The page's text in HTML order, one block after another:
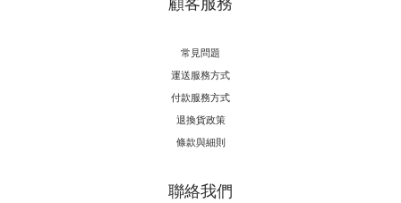
常見問題
運送服務方式
付款服務方式
退換貨政策
條款與細則
聯絡我們